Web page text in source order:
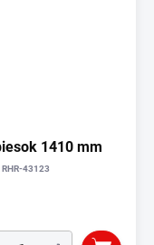
1410 mm
RHR-43123